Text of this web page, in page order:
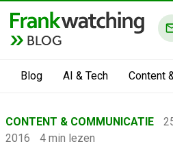
BLOG
Blog AI & Tech Content
›
CONTENT & COMMUNICATIE
2016
4 min lezen